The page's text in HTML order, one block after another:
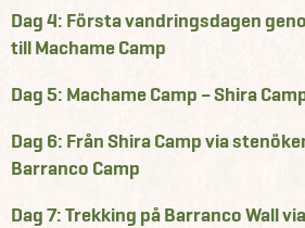
mental resa som belönas med
aktiv gruppresa med svensk
läsa mer om
våra bästa tips till din
resa.
Dag 4: Första vandringsdagen
till Machame Camp
Dag 5: Machame Camp – Shira
Dag 6: Från Shira Camp via
Barranco Camp
Dag 7: Trekking på Barranco Wall